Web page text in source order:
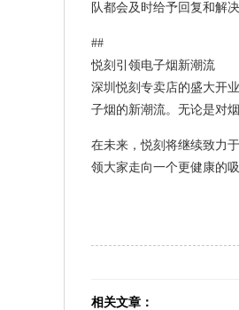
队都会及时给予回复和解
##
悦刻引领电子烟新潮流
深圳悦刻专卖店的盛大开
子烟的新潮流。无论是对
在未来，悦刻将继续致力
领大家走向一个更健康的吸
相关文章：